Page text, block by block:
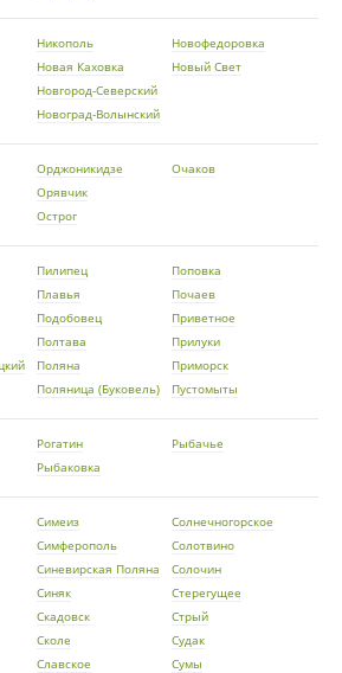
Никополь
Новая Каховка
Новгород-Северский
Новоград-Волынский
Новофедоровка
Новый Свет
Орджоникидзе
Орявчик
Острог
Очаков
Пилипец
Плавья
Подобовец
Полтава
Поляна
Поляница (Буковель)
Поповка
Почаев
Приветное
Прилуки
Приморск
Пустомыты
Рогатин
Рыбаковка
Рыбачье
Симеиз
Симферополь
Синевирская Поляна
Синяк
Скадовск
Сколе
Славское
Солнечногорское
Солотвино
Солочин
Стерегущее
Стрый
Судак
Сумы